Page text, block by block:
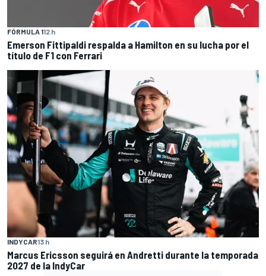
FÓRMULA 112 h
Emerson Fittipaldi respalda a Hamilton en su lucha por el
título de F1 con Ferrari
INDYCAR13 h
Marcus Ericsson seguirá en Andretti durante la temporada
2027 de la IndyCar